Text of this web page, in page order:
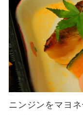
ニンジンをマヨ